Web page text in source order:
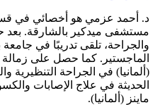
د. أحمد عزمي هو أخصائي في
مستشفى ميدكير بالشارقة.
والجراحة، تلقى تدريبًا في
الماجستير. كما حصل على
(ألمانيا) في الجراحة التنظيرية
الحديثة في علاج الإصابات
ماينز (ألمانيا).